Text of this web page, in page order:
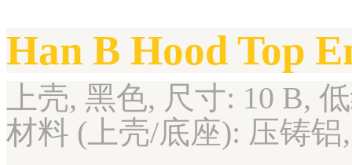
Han B Hood Top
上壳, 黑色, 尺寸: 10 B,
材料 (上壳/底座): 压铸